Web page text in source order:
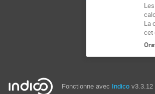
La
cet
Fonctionne avec Indico v3.3.12